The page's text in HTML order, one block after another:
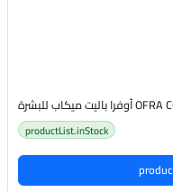
productList.inStock